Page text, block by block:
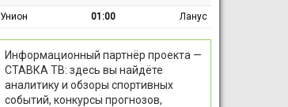
Унион 01:00 Ланус
Информационный партнёр проекта —
СТАВКА ТВ: здесь вы найдёте
аналитику и обзоры спортивных
событий, конкурсы прогнозов,